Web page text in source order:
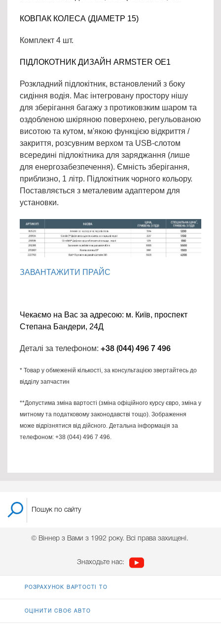
КОВПАК КОЛЕСА (ДІАМЕТР 15)
Комплект 4 шт.
ПІДЛОКОТНИК ДИЗАЙН ARMSTER OE1
Розкладний підлокітник, встановлений з боку
сидіння водія. Має інтегровану простору нішу
для зберігання багажу з протиковзким шаром та
оздобленою шкіряною поверхнею, регульованою
висотою та кутом, м'якою функцією відкриття /
закриття, розсувним верхом та USB-слотом
всередині підлокітника для заряджання (лише
для енергозабезпечення). Ємність зберігання,
приблизно, 1 літр. Підлокітник чорного кольору.
Поставляється з металевим адаптером для
установки.
ЗАВАНТАЖИТИ ПРАЙС
Чекаємо на Вас за адресою: м. Київ, проспект
Степана Бандери, 24Д
Деталі за телефоном: +38 (044) 496 7 496
* Товар у обмеженій кількості, за консультацією звертайтесь до
відділу запчастин
**Допустима зміна вартості (зміна офіційного курсу євро, зміна у
митному та податковому законодавстві тощо). Зображення
може відрізнятися від дійсного. Детальна інформація за
телефоном: +38 (044) 496 7 496.
© Віннер з Вами з 1992 року. Всі права захищені.
Знаходьте нас:
РОЗРАХУНОК ВАРТОСТІ ТО
ОЦІНИТИ СВОЄ АВТО